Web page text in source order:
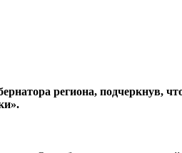
региона, подчеркнув,